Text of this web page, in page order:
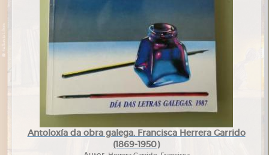
Antoloxía da obra galega. Francisca Herrera Garrido
(1869-1950)